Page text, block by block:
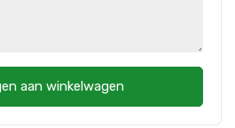
aan winkelwagen